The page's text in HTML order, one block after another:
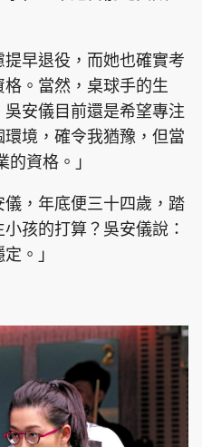
早退役，而她也確實考
。當然，桌球手的生
安儀目前還是希望專注
境，確令我猶豫，但當
的資格。」
，年底便三十四歲，踏
孩的打算？吳安儀說：
。」